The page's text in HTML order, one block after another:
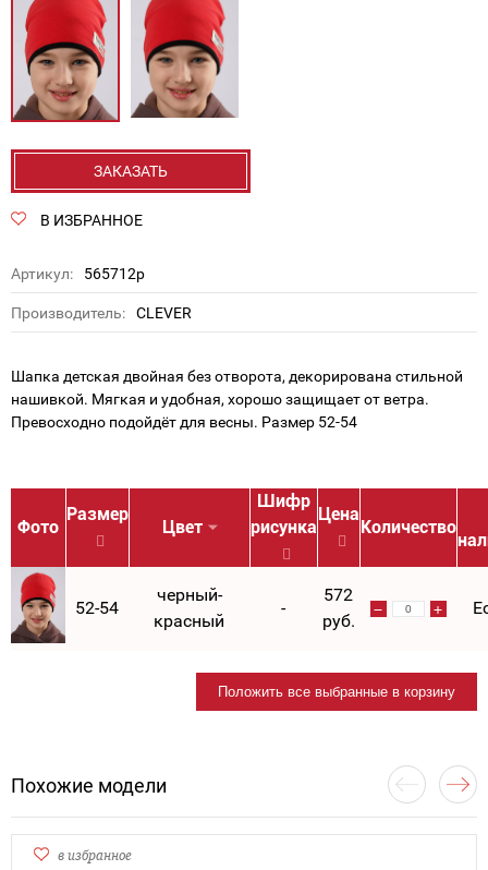
ЗАКАЗАТЬ
В ИЗБРАННОЕ
Артикул: 565712р
Производитель: CLEVER
Шапка детская двойная без отворота, декорирована стильной
нашивкой. Мягкая и удобная, хорошо защищает от ветра.
Превосходно подойдёт для весны. Размер 52-54
Фото
Размер
Цвет
Шифр
рисунка
Цена
Количество
52-54
черный-
красный
-
572
руб.
Положить все выбранные в корзину
Похожие модели
в избранное